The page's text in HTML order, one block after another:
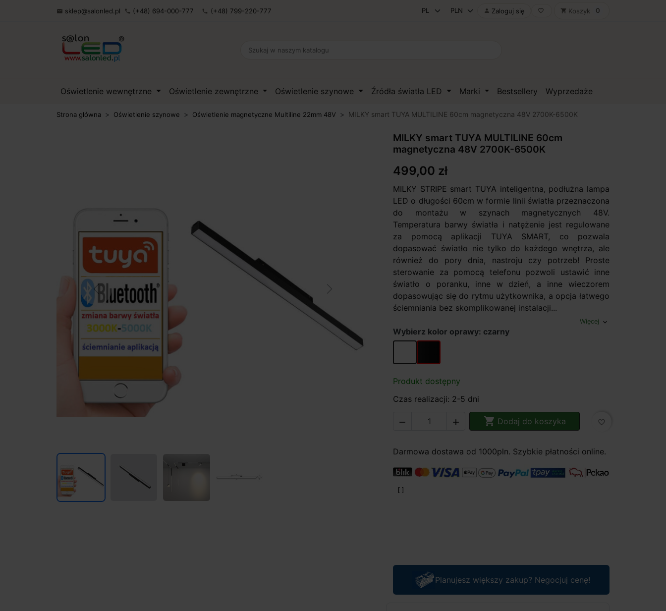
 sklep@salonled.pl phone (+48) 694-000-777 phone (+48) 799-220-777  Zaloguj się favorite_border shopping_cart Koszyk 0
Oświetlenie wewnętrzne Oświetlenie zewnętrzne Oświetlenie szynowe Źródła światła LED Marki Bestsellery Wyprzedaże
Strona główna Oświetlenie szynowe Oświetlenie magnetyczne Multiline 22mm 48V MILKY smart TUYA MULTILINE 60cm magnetyczna 48V 2700K-6500K
Previous
MILKY smart TUYA MULTILINE 60cm
magnetyczna 48V 2700K-6500K
499,00 zł
MILKY STRIPE smart TUYA inteligentna, podłużna lampa
LED o długości 60cm w formie linii światła przeznaczona
do montażu w szynach magnetycznych 48V.
Temperatura barwy światła i natężenie jest regulowane
za pomocą aplikacji TUYA SMART, co pozwala
dopasować światło nie tylko do każdego wnętrza, ale
również do pory dnia, nastroju czy potrzeb! Proste
sterowanie za pomocą telefonu pozwoli ustawić inne
światło o poranku, inne w dzień, a inne wieczorem
dopasowując się do rytmu użytkownika, a opcja łatwego
ściemniania bez skomplikowanej instalacji...
Więcej expand_more
Wybierz kolor oprawy: czarny
biały czarny
Produkt dostępny
Czas realizacji: 2-5 dni
   Dodaj do koszyka favorite_border
Darmowa dostawa od 1000pln. Szybkie płatności online.
Planujesz większy zakup? Negocjuj cenę!